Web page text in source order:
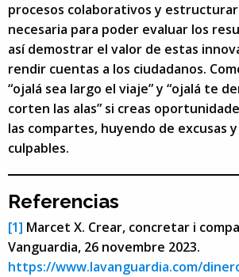
procesos colaborativos y
necesaria para poder evaluar los
así demostrar el valor de estas
rendir cuentas a los ciudadanos.
“ojalá sea largo el viaje” y “ojalá te
corten las alas” si creas
las compartes, huyendo de excusas
culpables.
Referencias
[1] Marcet X. Crear, concretar i
Vanguardia, 26 novembre 2023.
https://www.lavanguardia.com/